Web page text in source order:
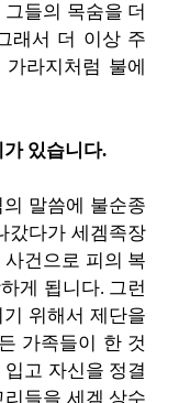
들의 목숨을 더
래서 더 이상 주
라지처럼 불에
있습니다.
말씀에 불순종
갔다가 세겜족장
건으로 피의 복
게 됩니다. 그런
위해서 제단을
가족들이 한 것
고 자신을 정결
들을 세겜 상수